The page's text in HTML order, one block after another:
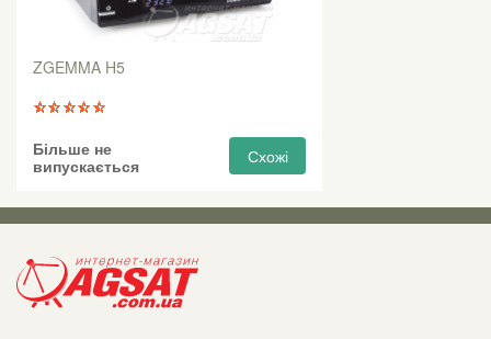
ZGEMMA H5
Більше не
випускається
Схожі